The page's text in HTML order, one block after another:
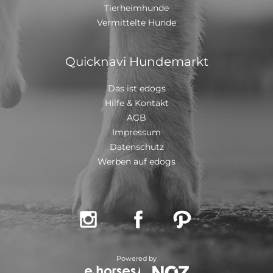
Tierheimhunde
Vermittelte Hunde
Quicknavi Hundemarkt
Das ist edogs
Hilfe & Kontakt
AGB
Impressum
Datenschutz
Werben auf edogs
  
Powered by